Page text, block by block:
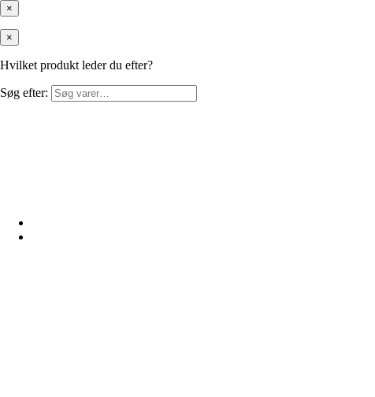
×
×
Hvilket produkt leder du efter?
Søg efter: